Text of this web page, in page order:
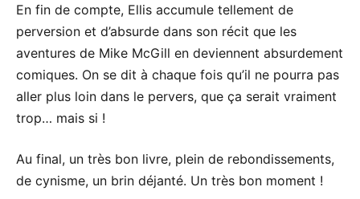
En fin de compte, Ellis accumule tellement de
perversion et d’absurde dans son récit que les
aventures de Mike McGill en deviennent absurdement
comiques. On se dit à chaque fois qu’il ne pourra pas
aller plus loin dans le pervers, que ça serait vraiment
trop… mais si !
Au final, un très bon livre, plein de rebondissements,
de cynisme, un brin déjanté. Un très bon moment !